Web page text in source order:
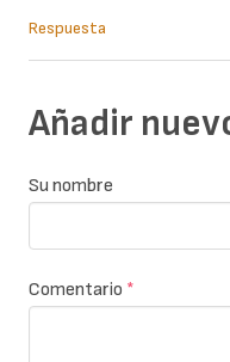
Respuesta
Añadir
Su nombre
Comentario *